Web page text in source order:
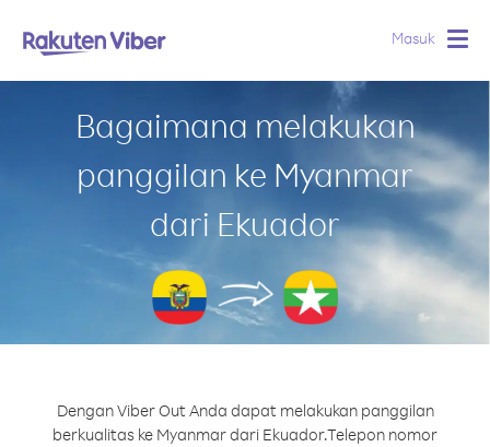
Masuk
Bagaimana melakukan
panggilan ke Myanmar
dari Ekuador
Dengan Viber Out Anda dapat melakukan panggilan
berkualitas ke Myanmar dari Ekuador.Telepon nomor